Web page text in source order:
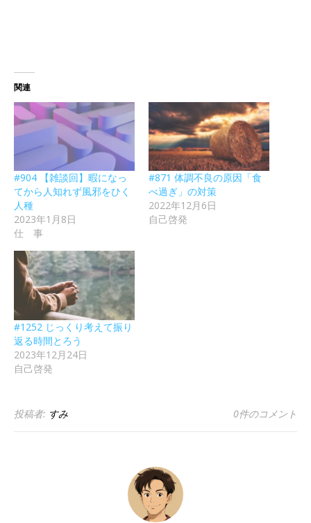
関連
#904 【雑談回】暇になっ
てから人知れず風邪をひく
人種
2023年1月8日
仕 事
#871 体調不良の原因「食
べ過ぎ」の対策
2022年12月6日
自己啓発
#1252 じっくり考えて振り
返る時間とろう
2023年12月24日
自己啓発
投稿者: すみ 0件のコメント